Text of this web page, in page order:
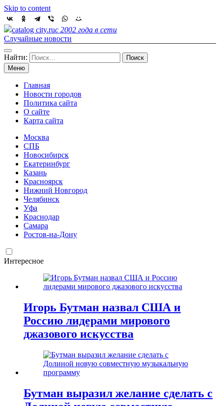
Skip to content
catalog city.ruс 2002 года в сети
Случайные новости
Найти:
Меню
Главная
Новости городов
Политика сайта
О сайте
Карта сайта
Москва
СПБ
Новосибирск
Екатеринбург
Казань
Красноярск
Нижний Новгород
Челябинск
Уфа
Краснодар
Самара
Ростов-на-Дону
Интересное
Игорь Бутман назвал США и
Россию лидерами мирового
джазового искусства
Бутман выразил желание сделать с